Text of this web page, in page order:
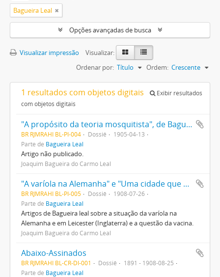
Bagueira Leal
Opções avançadas de busca
Visualizar impressão
Visualizar:
Ordenar por: Título Ordem: Crescente
1 resultados com objetos digitais
Exibir resultados
com objetos digitais
"A propósito da teoria mosquitista", de Bagueira Leal
BR RJMRAHI BL-PI-004 Dossiê
1905-04-13
Parte de Bagueira Leal
Artigo não publicado.
Joaquim Bagueira do Carmo Leal
"A varíola na Alemanha" e "Uma cidade que abandonou a vacina", de Bagueira Leal
BR RJMRAHI BL-PI-005 Dossiê
1908-07-26
Parte de Bagueira Leal
Artigos de Bagueira leal sobre a situação da varíola na
Alemanha e em Leicester (Inglaterra) e a questão da vacina.
Joaquim Bagueira do Carmo Leal
Abaixo-Assinados
BR RJMRAHI BL-CR-DI-001 Dossiê
1891 - 1908-08-25
Parte de Bagueira Leal